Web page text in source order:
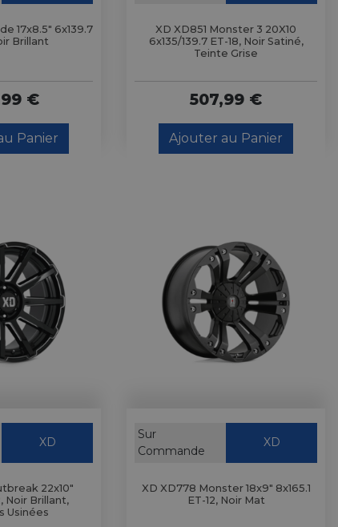
17x8.5" 6x139.7
Brillant
€
Panier
XD XD851 Monster 3 20X10
6x135/139.7 ET-18, Noir Satiné,
Teinte Grise
507,99 €
Ajouter au Panier
XD
22x10"
Noir Brillant,
Usinées
Sur
Commande
XD
XD XD778 Monster 18x9" 8x165.1
ET-12, Noir Mat